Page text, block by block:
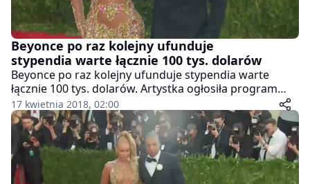
Beyonce po raz kolejny ufunduje
stypendia warte łącznie 100 tys. dolarów
Beyonce po raz kolejny ufunduje stypendia warte
łącznie 100 tys. dolarów. Artystka ogłosiła program
Homecoming Scholars na rok akademicki 2018-2019
realizowany przez jej inicjatywę BeyGOOD. Gwiazda
planuje przekazać pieniądze dla czterech
uniwersytetów, które w Stanach zapoczątkowały
program szkolnictwa wyższego dla społeczności
afroamerykańskiej. Stypendium w wysokości 25 tys.
17 kwietnia 2018, 02:00